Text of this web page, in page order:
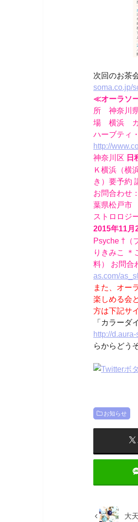
次回のお茶
soma.co.jp/
≪オーラソ
所 神奈川
場 横浜 カ
ハーブティ
http://
神奈川区 日
Ｋ横浜（横
き）要予約
お問合わせ：
葉県松戸市
ストロロジ
2015年11月
Psyche †（
りきみこ ＊
料） お問合
as.com/
また、オー
楽しめる会
方は下記サ
「カラーダ
http://
らからどう
お知らせ
大